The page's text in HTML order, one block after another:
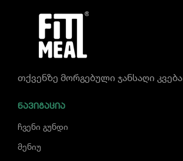
თქვენზე მორგებული ჯანსაღი კვება
ᲜᲐᲕᲘᲒᲐᲪᲘᲐ
ჩვენი გუნდი
მენიუ